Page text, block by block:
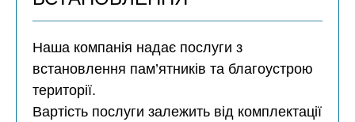
Наша компанія надає послуги з
встановлення пам’ятників та благоустрою
території.
Вартість послуги залежить від комплектації